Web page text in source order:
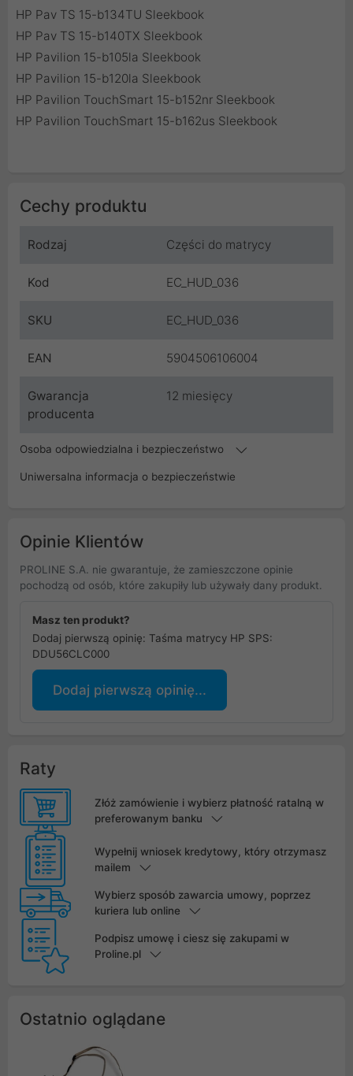
HP Pav TS 15-b134TU Sleekbook
HP Pav TS 15-b140TX Sleekbook
HP Pavilion 15-b105la Sleekbook
HP Pavilion 15-b120la Sleekbook
HP Pavilion TouchSmart 15-b152nr Sleekbook
HP Pavilion TouchSmart 15-b162us Sleekbook
Cechy produktu
Rodzaj Części do matrycy
Kod EC_HUD_036
SKU EC_HUD_036
EAN 5904506106004
Gwarancja
producenta
12 miesięcy
Osoba odpowiedzialna i bezpieczeństwo
Uniwersalna informacja o bezpieczeństwie
Opinie Klientów
PROLINE S.A. nie gwarantuje, że zamieszczone opinie
pochodzą od osób, które zakupiły lub używały dany produkt.
Masz ten produkt?
Dodaj pierwszą opinię: Taśma matrycy HP SPS:
DDU56CLC000
Dodaj pierwszą opinię...
Raty
Złóż zamówienie i wybierz płatność ratalną w
preferowanym banku
Wypełnij wniosek kredytowy, który otrzymasz
mailem
Wybierz sposób zawarcia umowy, poprzez
kuriera lub online
Podpisz umowę i ciesz się zakupami w
Proline.pl
Ostatnio oglądane